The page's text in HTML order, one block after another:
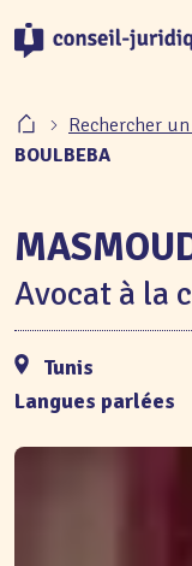
Rechercher
BOULBEBA
Avocat à la
Tunis
Langues parlées